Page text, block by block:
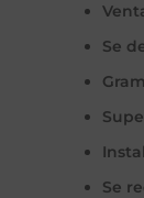
Se
Se